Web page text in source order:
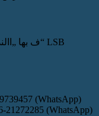
(WhatsApp)
21272285 (WhatsApp)